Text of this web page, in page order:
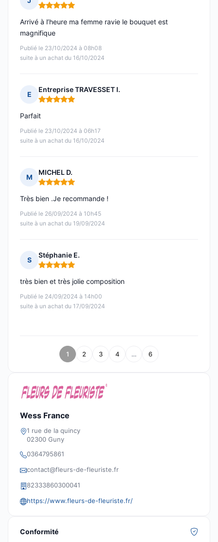
Note : 5 sur 5
Publié le 23/10/2024 à 08h08
suite à un achat du 16/10/2024
Arrivé à l’heure ma femme ravie le bouquet est
magnifique
E
Entreprise TRAVESSET I.
Note : 5 sur 5
Publié le 23/10/2024 à 06h17
suite à un achat du 16/10/2024
Parfait
M
MICHEL D.
Note : 5 sur 5
Publié le 26/09/2024 à 10h45
suite à un achat du 19/09/2024
Très bien .Je recommande !
S
Stéphanie E.
Note : 5 sur 5
Publié le 24/09/2024 à 14h00
suite à un achat du 17/09/2024
très bien et très jolie composition
1 2 3 4 … 6
Wess France
1 rue de la quincy
02300 Guny
0364795861
contact@fleurs-de-fleuriste.fr
82333860300041
https://www.fleurs-de-fleuriste.fr/
Conformité